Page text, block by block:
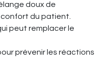
doux de
du patient.
peut remplacer le
prévenir les réactions